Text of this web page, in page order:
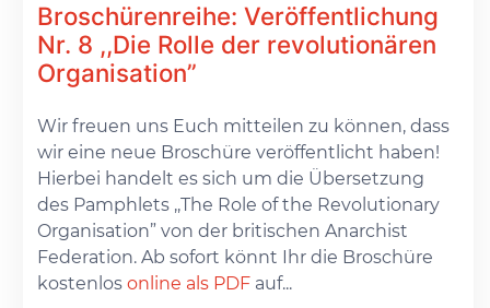
Broschürenreihe: Veröffentlichung
Nr. 8 ,,Die Rolle der revolutionären
Organisation”
Wir freuen uns Euch mitteilen zu können, dass
wir eine neue Broschüre veröffentlicht haben!
Hierbei handelt es sich um die Übersetzung
des Pamphlets ,,The Role of the Revolutionary
Organisation” von der britischen Anarchist
Federation. Ab sofort könnt Ihr die Broschüre
kostenlos online als PDFauf...